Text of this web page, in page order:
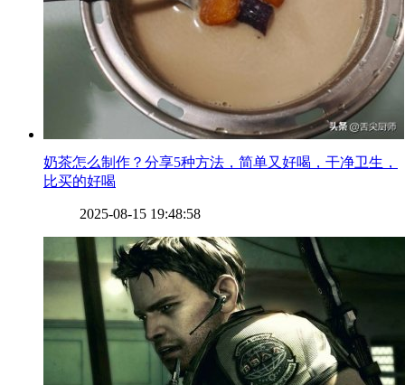
​奶茶怎么制作？分享5种方法，简单又好喝，干净卫生，
比买的好喝
2025-08-15 19:48:58